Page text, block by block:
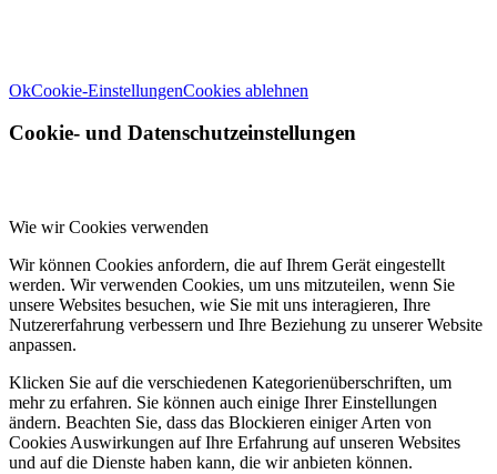
OkCookie-EinstellungenCookies ablehnen
Cookie- und Datenschutzeinstellungen
Wie wir Cookies verwenden
Wir können Cookies anfordern, die auf Ihrem Gerät eingestellt
werden. Wir verwenden Cookies, um uns mitzuteilen, wenn Sie
unsere Websites besuchen, wie Sie mit uns interagieren, Ihre
Nutzererfahrung verbessern und Ihre Beziehung zu unserer Website
anpassen.
Klicken Sie auf die verschiedenen Kategorienüberschriften, um
mehr zu erfahren. Sie können auch einige Ihrer Einstellungen
ändern. Beachten Sie, dass das Blockieren einiger Arten von
Cookies Auswirkungen auf Ihre Erfahrung auf unseren Websites
und auf die Dienste haben kann, die wir anbieten können.